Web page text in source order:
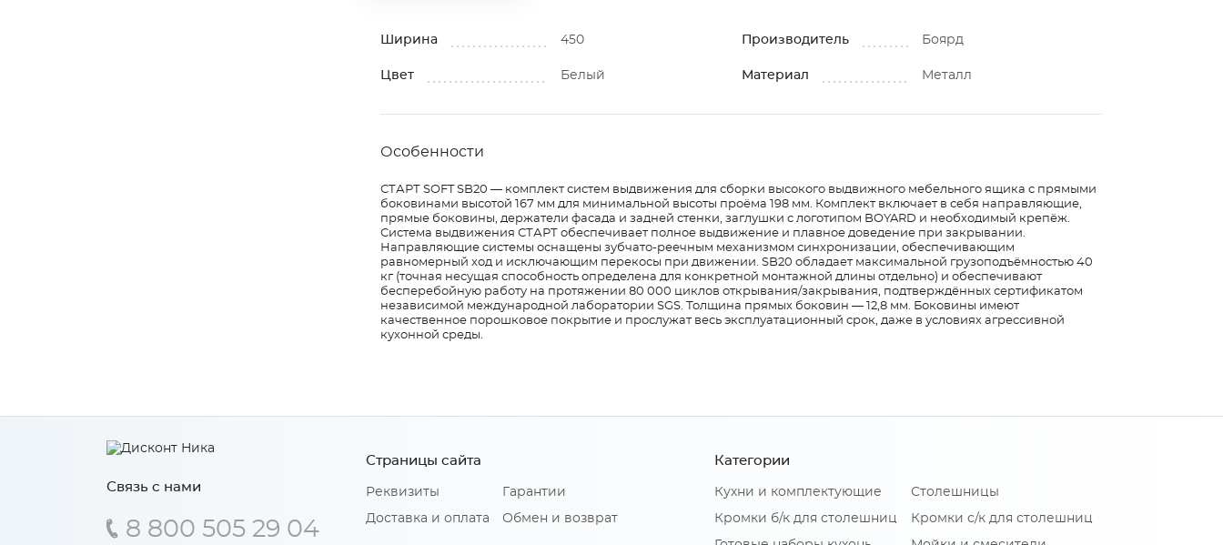
Ширина 450 Производитель Боярд
Цвет Белый Материал Металл
Особенности
СТАРТ SOFT SB20 — комплект систем выдвижения для сборки высокого выдвижного мебельного ящика с прямыми
боковинами высотой 167 мм для минимальной высоты проёма 198 мм. Комплект включает в себя направляющие,
прямые боковины, держатели фасада и задней стенки, заглушки с логотипом BOYARD и необходимый крепёж.
Система выдвижения СТАРТ обеспечивает полное выдвижение и плавное доведение при закрывании.
Направляющие системы оснащены зубчато-реечным механизмом синхронизации, обеспечивающим
равномерный ход и исключающим перекосы при движении. SB20 обладает максимальной грузоподъёмностью 40
кг (точная несущая способность определена для конкретной монтажной длины отдельно) и обеспечивают
бесперебойную работу на протяжении 80 000 циклов открывания/закрывания, подтверждённых сертификатом
независимой международной лаборатории SGS. Толщина прямых боковин — 12,8 мм. Боковины имеют
качественное порошковое покрытие и прослужат весь эксплуатационный срок, даже в условиях агрессивной
кухонной среды.
Связь с нами
8 800 505 29 04
Страницы сайта
Реквизиты
Доставка и оплата
Гарантии
Обмен и возврат
Категории
Кухни и комплектующие
Кромки б/к для столешниц
Столешницы
Кромки с/к для столешниц